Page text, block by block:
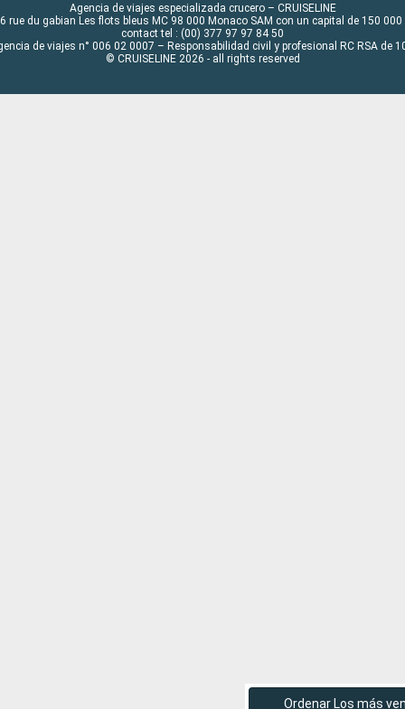
Ordenar Los más
Agencia de viajes especializada crucero – CRUISELINE
rue du gabian Les flots bleus MC 98 000 Monaco SAM con un capital de 150 000
contact tel : (00) 377 97 97 84 50
de viajes n° 006 02 0007 – Responsabilidad civil y profesional RC RSA de
© CRUISELINE 2026 - all rights reserved